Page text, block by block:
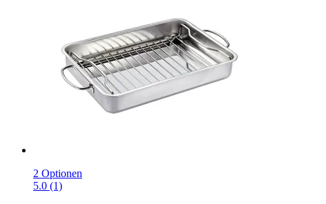
2 Optionen
5.0 (1)